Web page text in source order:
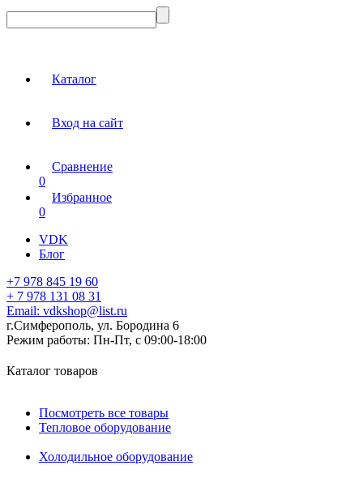
Каталог
Вход на сайт
Сравнение
0
Избранное
0
VDK
Блог
+7 978 845 19 60
+ 7 978 131 08 31
Email: vdkshop@list.ru
г.Симферополь, ул. Бородина 6
Режим работы: Пн-Пт, с 09:00-18:00
Каталог товаров
Посмотреть все товары
Тепловое оборудование
Холодильное оборудование